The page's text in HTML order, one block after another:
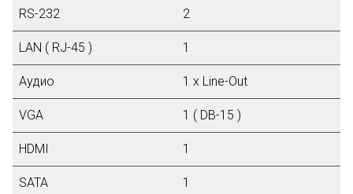
RS-232 2
LAN ( RJ-45 ) 1
Аудио 1 х Line-Out
VGA 1 ( DB-15 )
HDMI 1
SATA 1